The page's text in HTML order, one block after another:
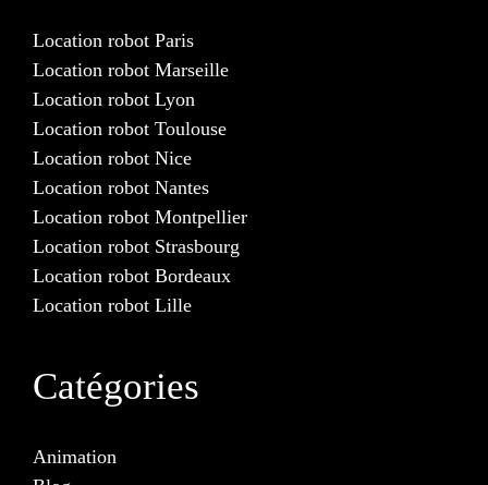
Location robot Paris
Location robot Marseille
Location robot Lyon
Location robot Toulouse
Location robot Nice
Location robot Nantes
Location robot Montpellier
Location robot Strasbourg
Location robot Bordeaux
Location robot Lille
Catégories
Animation